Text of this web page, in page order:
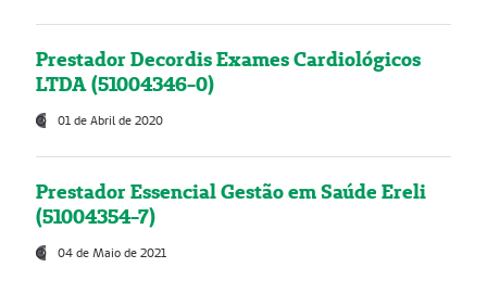
Prestador Decordis Exames Cardiológicos
LTDA (51004346-0)
01 de Abril de 2020
Prestador Essencial Gestão em Saúde Ereli
(51004354-7)
04 de Maio de 2021